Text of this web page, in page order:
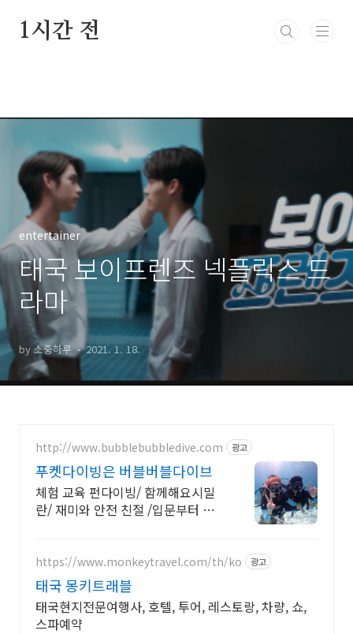
1시간 전
entertainer
태국 보이프렌즈 넥플릭스 드
라마
by 소중하루 2021. 1. 18.
http://www.bubblebubbledive.com 광고
푸켓다이빙은 버블버블다이브
체험 교육 펀다이빙/ 함께해요시밀
란/ 재미와 안전 친절 /입문부터 강
더편하게
https://www.monkeytravel.com/th/ko 광고
태국 몽키트래블
태국현지전문여행사, 호텔, 투어, 레스토랑, 차량, 쇼,
스파예약